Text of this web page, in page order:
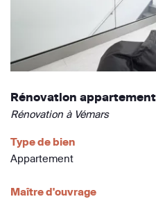
Rénovation
Rénovation à Vémars
Type de bien
Appartement
Maître d'ouvrage